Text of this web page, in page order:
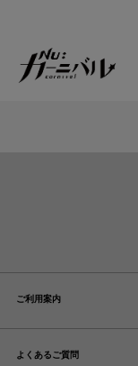
ご利用案内
よくあるご質問